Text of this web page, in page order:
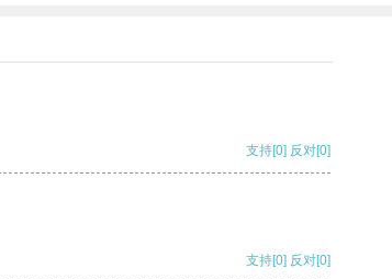
支持[0] 反对[0]
支持[0] 反对[0]